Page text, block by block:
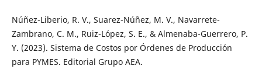
Núñez-Liberio, R. V., Suarez-Núñez, M. V., Navarrete-
Zambrano, C. M., Ruiz-López, S. E., & Almenaba-Guerrero, P.
Y. (2023). Sistema de Costos por Órdenes de Producción
para PYMES. Editorial Grupo AEA.